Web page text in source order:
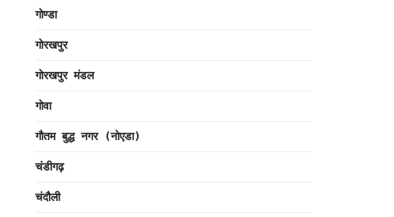
गोण्डा
गोरखपुर
गोरखपुर मंडल
गोवा
गौतम बुद्ध नगर (नोएडा)
चंडीगढ़
चंदौली